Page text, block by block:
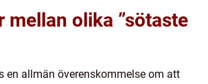
mellan olika ”sötaste
en allmän överenskommelse om att